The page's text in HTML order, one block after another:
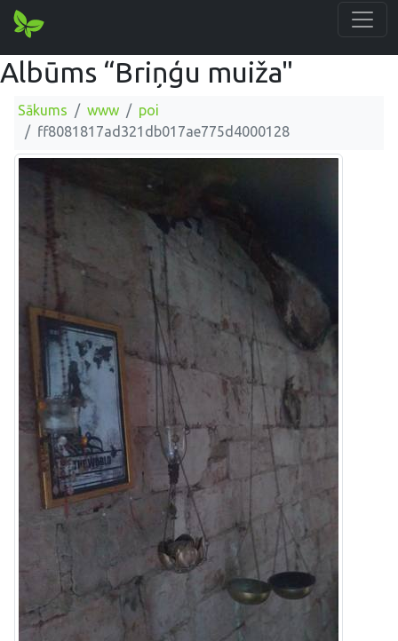
Albūms “Briņģu muiža"
Sākums www
poi
ff8081817ad321db017ae775d4000128